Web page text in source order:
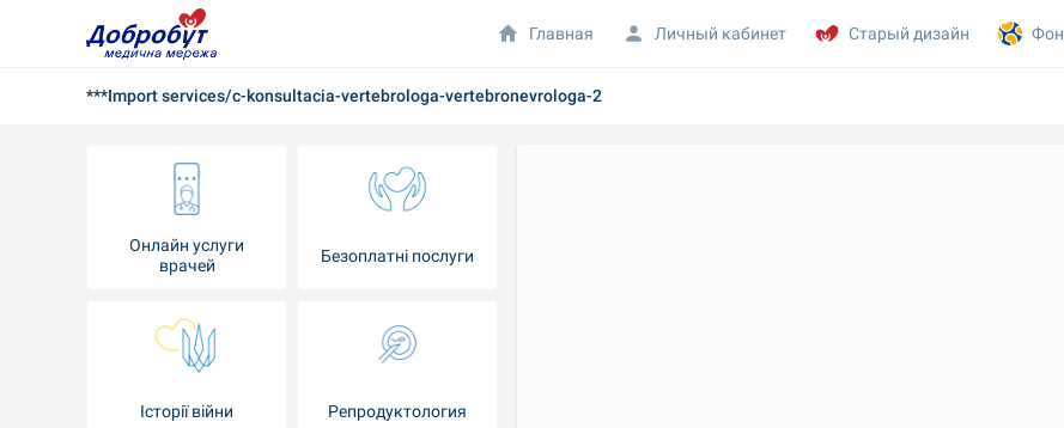
***Import services/c-konsultacia-vertebrologa-vertebronevrologa-2
Онлайн услуги
врачей
Безоплатні послуги
Iсторії війни Репродуктология
Главная Личный кабинет Старый дизайн